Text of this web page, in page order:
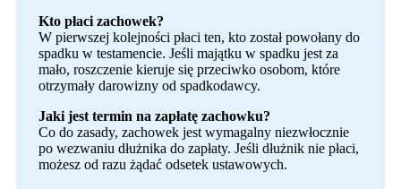
Kto płaci zachowek?
W pierwszej kolejności płaci ten, kto został powołany do
spadku w testamencie. Jeśli majątku w spadku jest za
mało, roszczenie kieruje się przeciwko osobom, które
otrzymały darowizny od spadkodawcy.
Jaki jest termin na zapłatę zachowku?
Co do zasady, zachowek jest wymagalny niezwłocznie
po wezwaniu dłużnika do zapłaty. Jeśli dłużnik nie płaci,
możesz od razu żądać odsetek ustawowych.